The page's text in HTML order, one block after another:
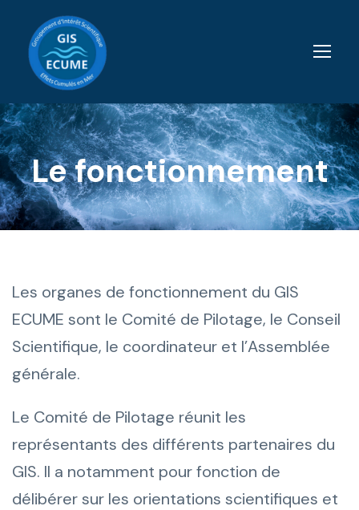
Le fonctionnement
Les organes de fonctionnement du GIS
ECUME sont le Comité de Pilotage, le Conseil
Scientifique, le coordinateur et l’Assemblée
générale.
Le Comité de Pilotage réunit les
représentants des différents partenaires du
GIS. Il a notamment pour fonction de
délibérer sur les orientations scientifiques et